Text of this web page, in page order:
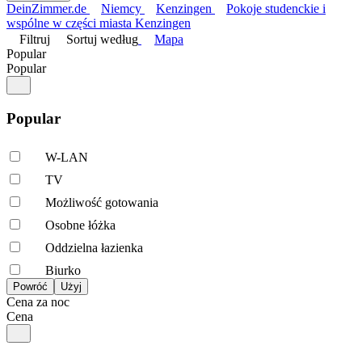
DeinZimmer.de Niemcy Kenzingen
Pokoje studenckie i
wspólne w części miasta Kenzingen
Filtruj
Sortuj według
Mapa
Popular
Popular
Popular
W-LAN
TV
Możliwość gotowania
Osobne łóżka
Oddzielna łazienka
Biurko
Cena za noc
Cena